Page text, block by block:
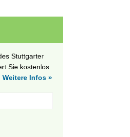
Stuttgarter
Sie kostenlos
Weitere Infos »